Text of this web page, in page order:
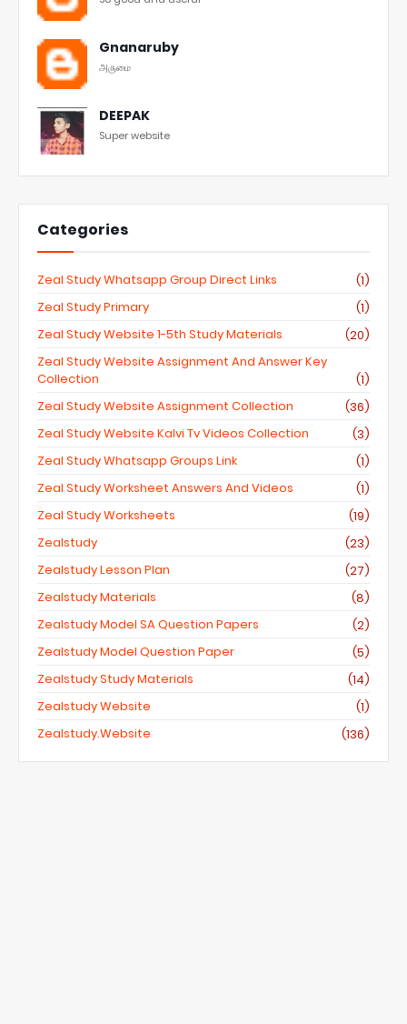
Gnanaruby
அருமை
DEEPAK
Super website
Categories
Zeal Study Whatsapp Group Direct Links
(1)
Zeal Study Primary
(1)
Zeal Study Website 1-5th Study Materials
(20)
Zeal Study Website Assignment And Answer Key
Collection
(1)
Zeal Study Website Assignment Collection
(36)
Zeal Study Website Kalvi Tv Videos Collection
(3)
Zeal Study Whatsapp Groups Link
(1)
Zeal Study Worksheet Answers And Videos
(1)
Zeal Study Worksheets
(19)
Zealstudy
(23)
Zealstudy Lesson Plan
(27)
Zealstudy Materials
(8)
Zealstudy Model SA Question Papers
(2)
Zealstudy Model Question Paper
(5)
Zealstudy Study Materials
(14)
Zealstudy Website
(1)
Zealstudy.website
(136)